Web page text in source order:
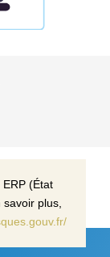
(État
plus,